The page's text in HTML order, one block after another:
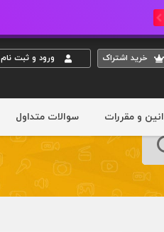
خريد اشتراک ورود و ثبت نام
و مقررات سوالات متداول